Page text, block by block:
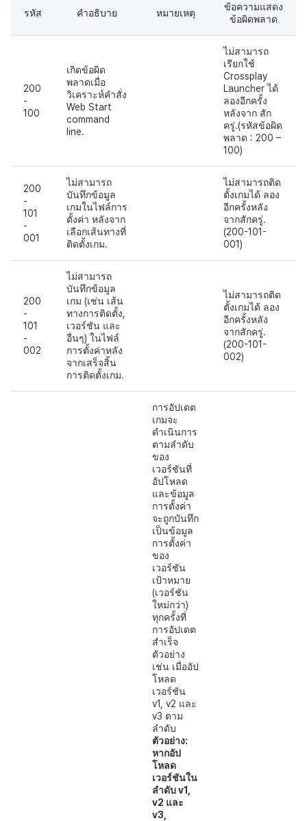
รหัส คำอธิบาย หมายเหตุ
ข้อความแสดง
ข้อผิดพลาด
200
-
100
เกิดข้อผิด
พลาดเมื่อ
วิเคราะห์คำสั่ง
Web Start
command
line.
ไม่สามารถ
เรียกใช้
Crossplay
Launcher ได้
ลองอีกครั้ง
หลังจาก สัก
ครู่.(รหัสข้อผิด
พลาด : 200 –
100)
200
-
101
-
001
ไม่สามารถ
บันทึกข้อมูล
เกมในไฟล์การ
ตั้งค่า หลังจาก
เลือกเส้นทางที่
ติดตั้งเกม.
ไม่สามารถติด
ตั้งเกมได้ ลอง
อีกครั้งหลัง
จากสักครู่.
(200-101-
001)
200
-
101
-
002
ไม่สามารถ
บันทึกข้อมูล
เกม (เช่น เส้น
ทางการติดตั้ง,
เวอร์ชัน และ
อื่นๆ) ในไฟล์
การตั้งค่าหลัง
จากเสร็จสิ้น
การติดตั้งเกม.
ไม่สามารถติด
ตั้งเกมได้ ลอง
อีกครั้งหลัง
จากสักครู่.
(200-101-
002)
การอัปเดต
เกมจะ
ดำเนินการ
ตามลำดับ
ของ
เวอร์ชันที่
อัปโหลด
และข้อมูล
การตั้งค่า
จะถูกบันทึก
เป็นข้อมูล
การตั้งค่า
ของ
เวอร์ชัน
เป้าหมาย
(เวอร์ชัน
ใหม่กว่า)
ทุกครั้งที่
การอัปเดต
สำเร็จ
ตัวอย่าง
เช่น เมื่ออัป
โหลด
เวอร์ชัน
v1, v2 และ
v3 ตาม
ลำดับ
ตัวอย่าง:
หากอัป
โหลด
เวอร์ชันใน
ลำดับ v1,
v2 และ
v3,